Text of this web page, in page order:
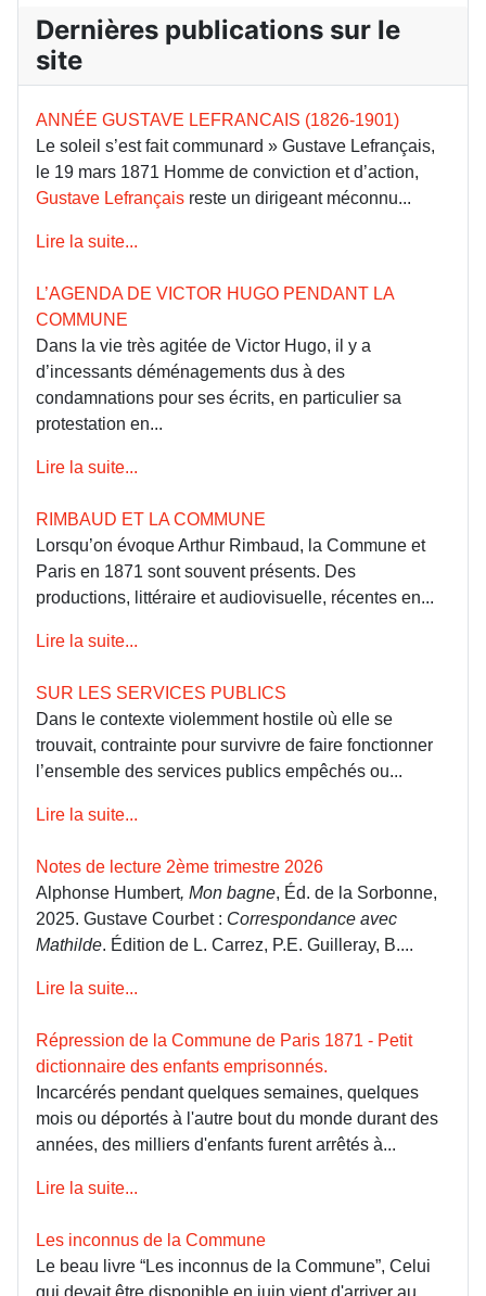
Dernières publications sur le
site
ANNÉE GUSTAVE LEFRANCAIS (1826-1901)
Le soleil s’est fait communard » Gustave Lefrançais,
le 19 mars 1871 Homme de conviction et d’action,
Gustave Lefrançais reste un dirigeant méconnu...
Lire la suite...
L’AGENDA DE VICTOR HUGO PENDANT LA
COMMUNE
Dans la vie très agitée de Victor Hugo, il y a
d’incessants déménagements dus à des
condamnations pour ses écrits, en particulier sa
protestation en...
Lire la suite...
RIMBAUD ET LA COMMUNE
Lorsqu’on évoque Arthur Rimbaud, la Commune et
Paris en 1871 sont souvent présents. Des
productions, littéraire et audiovisuelle, récentes en...
Lire la suite...
SUR LES SERVICES PUBLICS
Dans le contexte violemment hostile où elle se
trouvait, contrainte pour survivre de faire fonctionner
l’ensemble des services publics empêchés ou...
Lire la suite...
Notes de lecture 2ème trimestre 2026
Alphonse Humbert, Mon bagne, Éd. de la Sorbonne,
2025. Gustave Courbet : Correspondance avec
Mathilde. Édition de L. Carrez, P.E. Guilleray, B....
Lire la suite...
Répression de la Commune de Paris 1871 - Petit
dictionnaire des enfants emprisonnés.
Incarcérés pendant quelques semaines, quelques
mois ou déportés à l'autre bout du monde durant des
années, des milliers d'enfants furent arrêtés à...
Lire la suite...
Les inconnus de la Commune
Le beau livre “Les inconnus de la Commune”, Celui